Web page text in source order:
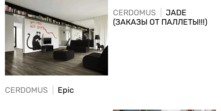
CERDOMUS Epic
CERDOMUS
JADE
(ЗАКАЗЫ ОТ ПАЛЛЕТЫ!!!)